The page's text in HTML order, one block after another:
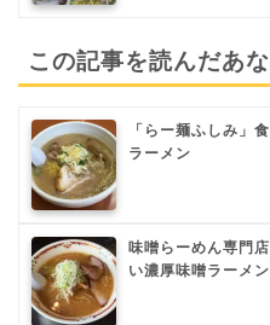
この記事を読んだあ
「らー麺ふしみ」
ラーメン
味噌らーめん専門
い濃厚味噌ラーメン